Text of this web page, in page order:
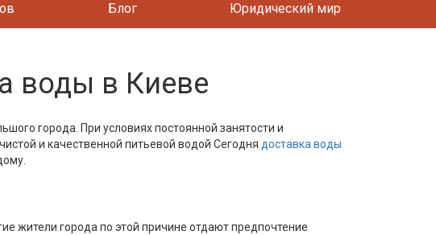
Блог Юридический мир
воды в Киеве
города. При условиях постоянной занятости и
и качественной питьевой водой Сегодня доставка воды
жители города по этой причине отдают предпочтение